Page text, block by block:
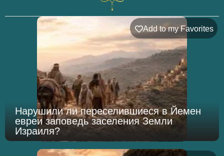
Add to my Favorites
Нарушили ли переселившиеся в Йемен
евреи заповедь заселения Земли
Израиля?